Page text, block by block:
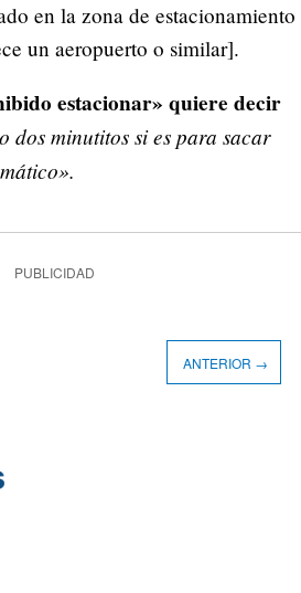
en la zona de estacionamiento
un aeropuerto o similar].
estacionar» quiere decir
dos minutitos si es para sacar
PUBLICIDAD
ANTERIOR →